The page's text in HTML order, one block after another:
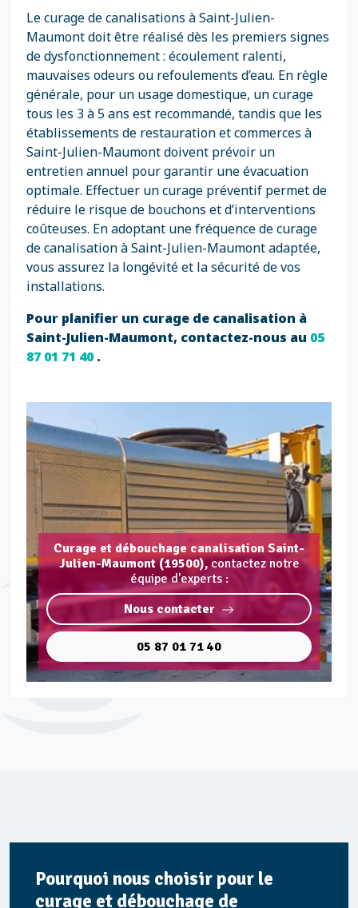
Le curage de canalisations à Saint-Julien-
Maumont doit être réalisé dès les premiers signes
de dysfonctionnement : écoulement ralenti,
mauvaises odeurs ou refoulements d’eau. En règle
générale, pour un usage domestique, un curage
tous les 3 à 5 ans est recommandé, tandis que les
établissements de restauration et commerces à
Saint-Julien-Maumont doivent prévoir un
entretien annuel pour garantir une évacuation
optimale. Effectuer un curage préventif permet de
réduire le risque de bouchons et d’interventions
coûteuses. En adoptant une fréquence de curage
de canalisation à Saint-Julien-Maumont adaptée,
vous assurez la longévité et la sécurité de vos
installations.
Pour planifier un curage de canalisation à
Saint-Julien-Maumont, contactez-nous au 05
87 01 71 40.
Curage et débouchage canalisation Saint-
Julien-Maumont (19500), contactez notre
équipe d'experts :
Nous contacter
05 87 01 71 40
Pourquoi nous choisir pour le
curage et débouchage de